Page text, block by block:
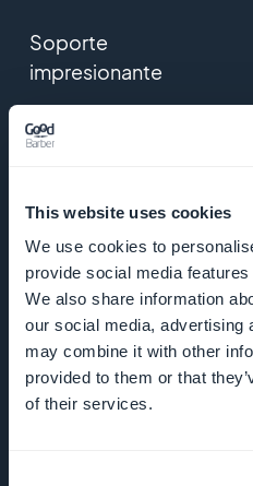
This website uses cookies
We use cookies to
provide social media
We also share information
our social media, advertising
may combine it with other
provided to them or that
of their services.
Soporte
impresionante
ADN de
Startup
Studio
Empleos
Prensa
T&C